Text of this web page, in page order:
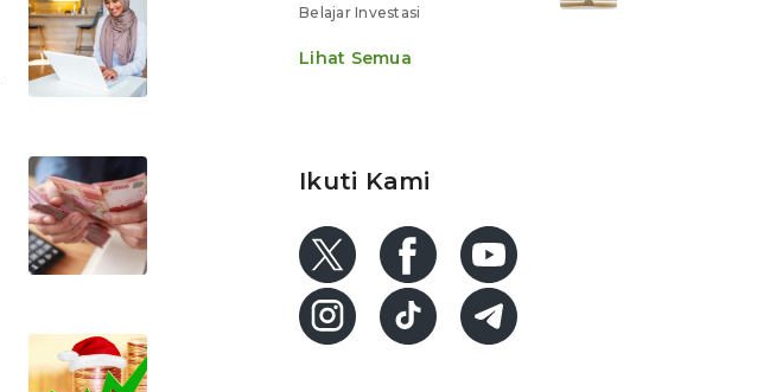
Emas, Saham Ekspor Jadi
Belajar Investasi
Lihat Semua
Ikuti Kami